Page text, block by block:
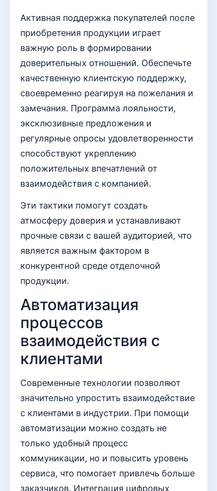
Активная поддержка покупателей после
приобретения продукции играет
важную роль в формировании
доверительных отношений. Обеспечьте
качественную клиентскую поддержку,
своевременно реагируя на пожелания и
замечания. Программа лояльности,
эксклюзивные предложения и
регулярные опросы удовлетворенности
способствуют укреплению
положительных впечатлений от
взаимодействия с компанией.
Эти тактики помогут создать
атмосферу доверия и устанавливают
прочные связи с вашей аудиторией, что
является важным фактором в
конкурентной среде отделочной
продукции.
Автоматизация
процессов
взаимодействия с
клиентами
Современные технологии позволяют
значительно упростить взаимодействие
с клиентами в индустрии. При помощи
автоматизации можно создать не
только удобный процесс
коммуникации, но и повысить уровень
сервиса, что помогает привлечь больше
заказчиков. Интеграция цифровых